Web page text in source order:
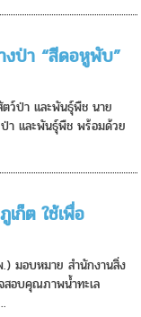
งป่า “สีดอหูพับ”
ว์ป่า และพันธุ์พืช นาย
า และพันธุ์พืช พร้อมด้วย
ก็ต ใช้เพื่อ
มอบหมาย สำนักงานสิ่ง
อบคุณภาพน้ำทะเล